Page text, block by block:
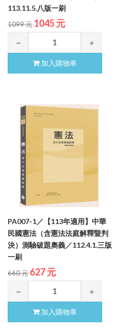
113.11.5.八版一刷
1099 元 1045 元
加入購物車
PA007-1／【113年適用】中華
民國憲法（含憲法法庭解釋暨判
決）測驗破題奧義／112.4.1.三版
一刷
660 元 627 元
加入購物車